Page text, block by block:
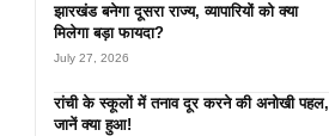
झारखंड बनेगा दूसरा राज्य, व्यापारियों को क्या
मिलेगा बड़ा फायदा?
July 27, 2026
रांची के स्कूलों में तनाव दूर करने की अनोखी पहल,
जानें क्या हुआ!